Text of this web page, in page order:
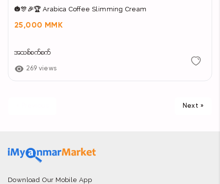
🎃🎊🎉🏆 Arabica Coffee Slimming Cream
25,000 MMK
အသစ်စက်စက်
269 views
Next »
Download Our Mobile App